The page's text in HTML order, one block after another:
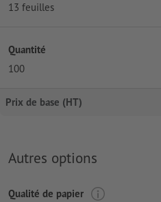
13 feuilles
Quantité
100
Prix de base (HT)
Autres options
Qualité de papier